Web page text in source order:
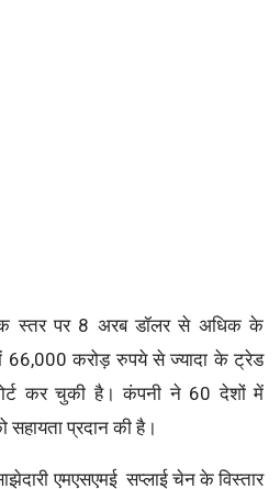
स्तर पर 8 अरब डॉलर से अधिक के
66,000 करोड़ रुपये से ज्यादा के ट्रेड
कर चुकी है। कंपनी ने 60 देशों में
प्रदान की है।
एमएसएमई सप्लाई चेन के विस्तार